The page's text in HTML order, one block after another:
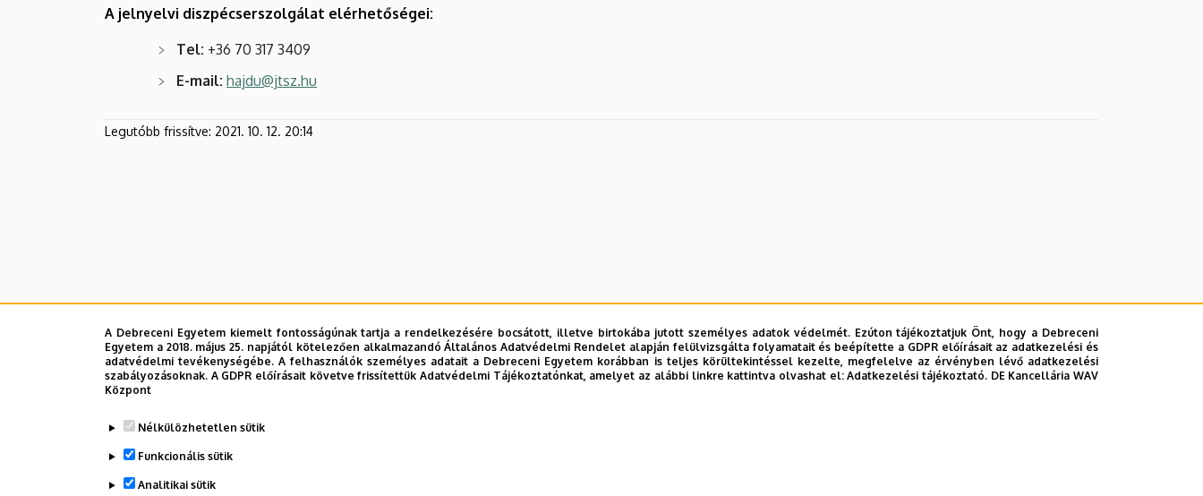
A Debreceni Egyetem kiemelt fontosságúnak tartja a rendelkezésére bocsátott, illetve birtokába jutott személyes adatok védelmét. Ezúton tájékoztatjuk Önt, hogy a Debreceni
Egyetem a 2018. május 25. napjától kötelezően alkalmazandó Általános Adatvédelmi Rendelet alapján felülvizsgálta folyamatait és beépítette a GDPR előírásait az adatkezelési és
adatvédelmi tevékenységébe. A felhasználók személyes adatait a Debreceni Egyetem korábban is teljes körültekintéssel kezelte, megfelelve az érvényben lévő adatkezelési
szabályozásoknak. A GDPR előírásait követve frissítettük Adatvédelmi Tájékoztatónkat, amelyet az alábbi linkre kattintva olvashat el:Adatkezelési tájékoztató. DE Kancellária WAV
Központ
Nélkülözhetetlen sütik
Funkcionális sütik
Analitikai sütik
A jelnyelvi diszpécserszolgálat elérhetőségei:
Tel: +36 70 317 3409
E-mail: hajdu@jtsz.hu
Legutóbb frissítve: 2021. 10. 12. 20:14